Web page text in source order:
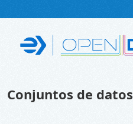
Conjuntos de datos